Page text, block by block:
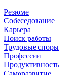
Резюме
Собеседование
Карьера
Поиск работы
Трудовые споры
Профессии
Продуктивность
Саморазвитие